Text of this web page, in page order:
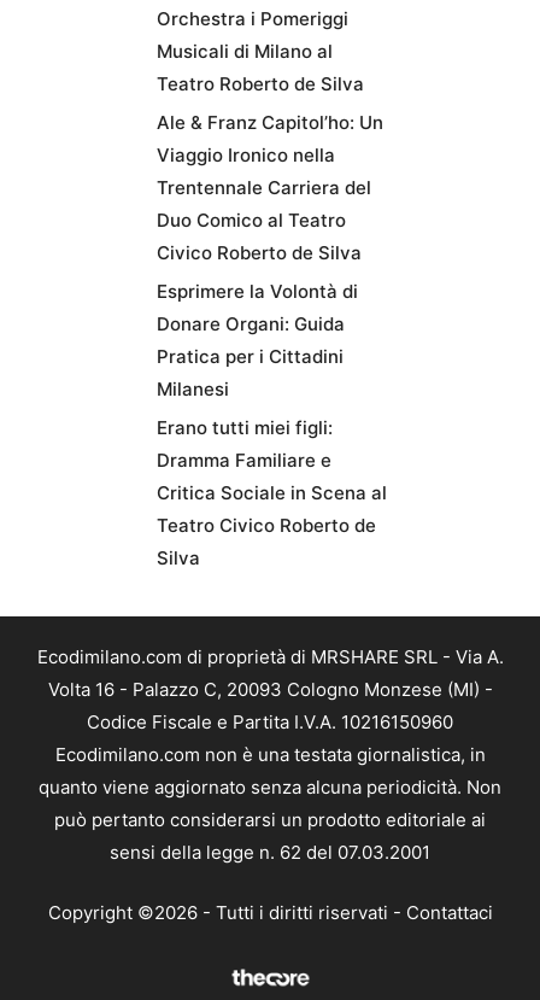
Orchestra i Pomeriggi
Musicali di Milano al
Teatro Roberto de Silva
Ale & Franz Capitol’ho: Un
Viaggio Ironico nella
Trentennale Carriera del
Duo Comico al Teatro
Civico Roberto de Silva
Esprimere la Volontà di
Donare Organi: Guida
Pratica per i Cittadini
Milanesi
Erano tutti miei figli:
Dramma Familiare e
Critica Sociale in Scena al
Teatro Civico Roberto de
Silva
Ecodimilano.com di proprietà di MRSHARE SRL - Via A.
Volta 16 - Palazzo C, 20093 Cologno Monzese (MI) -
Codice Fiscale e Partita I.V.A. 10216150960
Ecodimilano.com non è una testata giornalistica, in
quanto viene aggiornato senza alcuna periodicità. Non
può pertanto considerarsi un prodotto editoriale ai
sensi della legge n. 62 del 07.03.2001
Copyright ©2026 - Tutti i diritti riservati - Contattaci